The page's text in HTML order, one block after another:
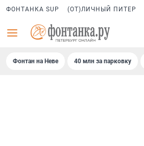
ФОНТАНКА SUP (ОТ)ЛИЧНЫЙ ПИТЕР
Фонтан на Неве 40 млн за парковку